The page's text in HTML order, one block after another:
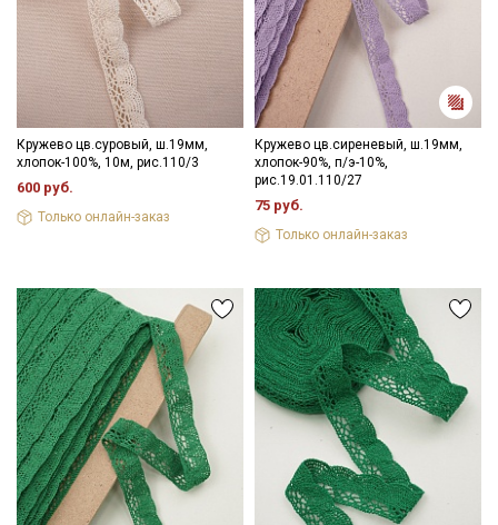
Кружево цв.суровый, ш.19мм,
хлопок-100%, 10м, рис.110/3
600 руб.
Только онлайн-заказ
Кружево цв.сиреневый, ш.19мм,
хлопок-90%, п/э-10%,
рис.19.01.110/27
75 руб.
Только онлайн-заказ
информационных рассылок